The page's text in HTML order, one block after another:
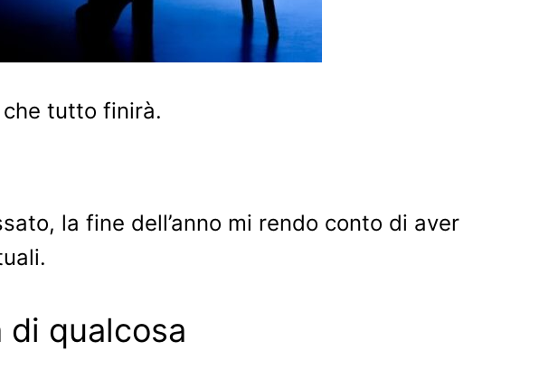
tutto finirà.
la fine dell’anno mi rendo conto di aver
di qualcosa